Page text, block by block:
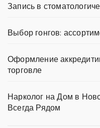
Запись в
Выбор гонгов:
Оформление
торговле
Нарколог на Дом в
Всегда Рядом